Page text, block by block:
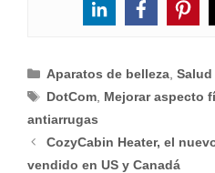
Categorías
Aparatos de belleza ,
Etiquetas
DotCom Mejorar aspecto
antiarrugas
CozyCabin Heater, el
vendido en US y Canadá